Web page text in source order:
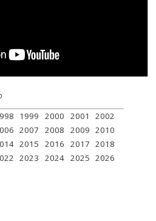
1999 2000 2001
2002
2007 2008 2009 2010
2015 2016 2017 2018
2023 2024 2025 2026